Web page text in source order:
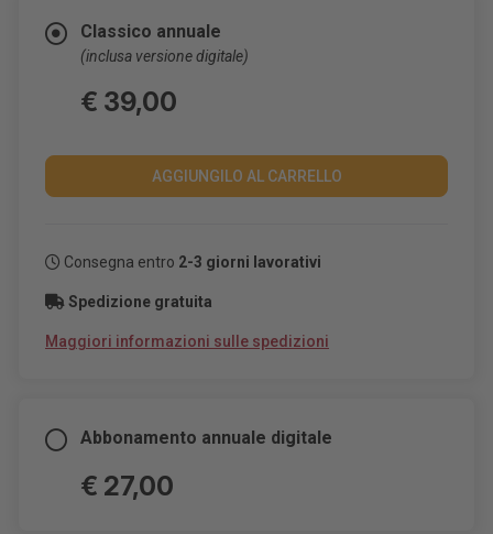
Classico annuale
(inclusa versione digitale)
€ 39,00
AGGIUNGILO AL CARRELLO
Consegna entro 2-3 giorni lavorativi
Spedizione gratuita
Maggiori informazioni sulle spedizioni
Abbonamento annuale digitale
€ 27,00